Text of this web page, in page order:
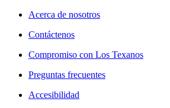
Acerca de nosotros
Contáctenos
Compromiso con Los Texanos
Preguntas frecuentes
Accesibilidad